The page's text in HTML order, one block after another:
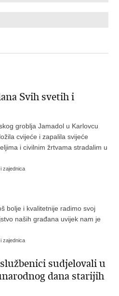
Svih svetih i
groblja Jamadol u Karlovcu
cvijeće i zapalila svijeće
i civilnim žrtvama stradalim u
zajednica
bolje i kvalitetnije radimo svoj
naših građana uvijek nam je
zajednica
sudjelovali u
dana starijih